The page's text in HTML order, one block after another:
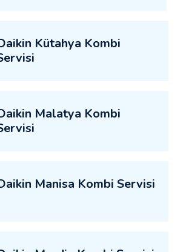
Kütahya Kombi
Malatya Kombi
Manisa Kombi Servisi